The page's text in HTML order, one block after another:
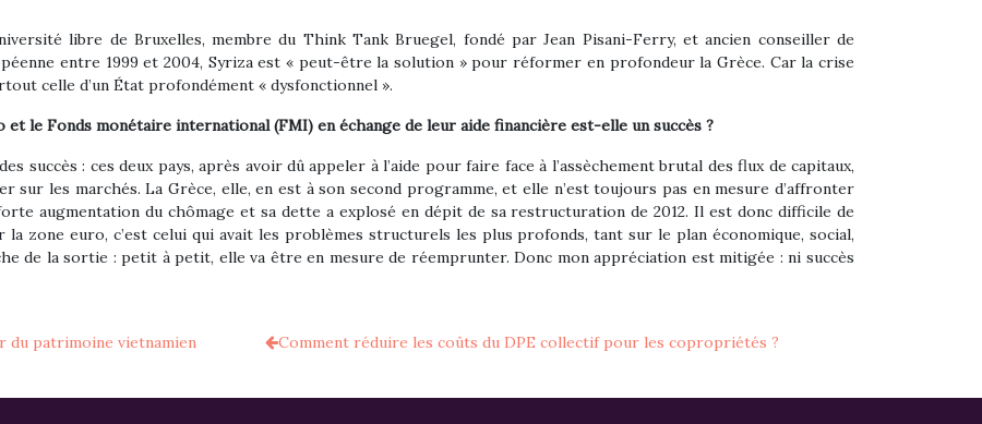
libre de Bruxelles, membre du Think Tank Bruegel, fondé par Jean Pisani-Ferry, et ancien conseiller de
entre 1999 et 2004, Syriza est « peut-être la solution » pour réformer en profondeur la Grèce. Car la crise
celle d’un État profondément « dysfonctionnel ».
le Fonds monétaire international (FMI) en échange de leur aide financière est-elle un succès ?
succès : ces deux pays, après avoir dû appeler à l’aide pour faire face à l’assèchement brutal des flux de capitaux,
sur les marchés. La Grèce, elle, en est à son second programme, et elle n’est toujours pas en mesure d’affronter
augmentation du chômage et sa dette a explosé en dépit de sa restructuration de 2012. Il est donc difficile de
la zone euro, c’est celui qui avait les problèmes structurels les plus profonds, tant sur le plan économique, social,
de la sortie : petit à petit, elle va être en mesure de réemprunter. Donc mon appréciation est mitigée : ni succès
du patrimoine vietnamien Comment réduire les coûts du DPE collectif pour les copropriétés ?